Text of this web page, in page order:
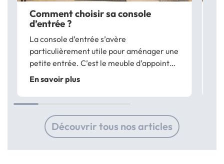
Comment choisir sa console
d’entrée ?
La console d’entrée s’avère
particulièrement utile pour aménager une
petite entrée. C’est le meuble d’appoint
indispensable pour décorer une entrée
exiguë et créer de nouveaux espaces de
rangement hyper pratiques dans ce lieu
En savoir plus
Découvrir tous nos articles